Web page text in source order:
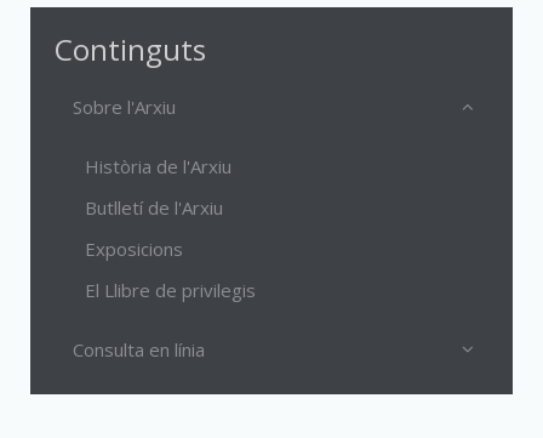
Continguts
Sobre l'Arxiu
Història de l'Arxiu
Butlletí de l'Arxiu
Exposicions
El Llibre de privilegis
Consulta en línia